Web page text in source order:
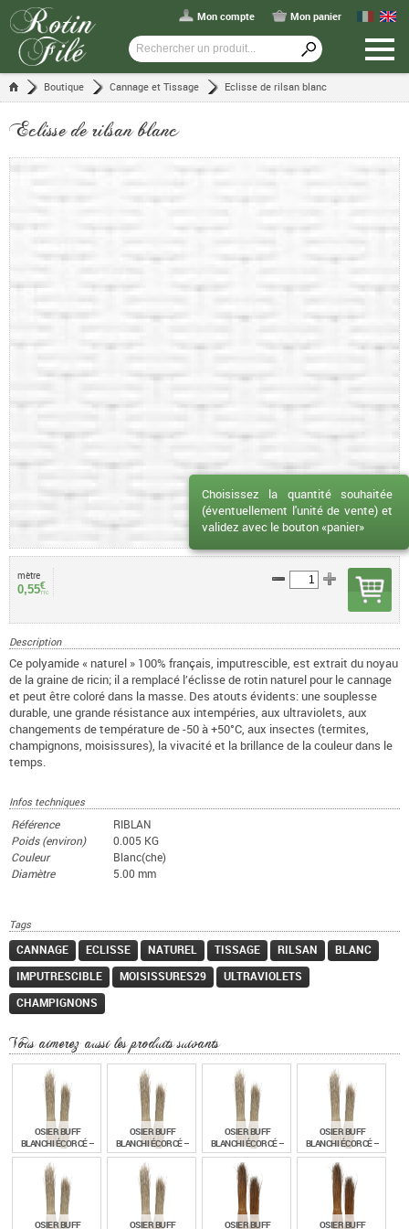
Mon compte Mon panier
Boutique Cannage et Tissage Eclisse de rilsan blanc
Eclisse de rilsan blanc
mètre
0,55€
TTC
Description
Ce polyamide « naturel » 100% français, imputrescible, est extrait du noyau
de la graine de ricin; il a remplacé l’éclisse de rotin naturel pour le cannage
et peut être coloré dans la masse. Des atouts évidents: une souplesse
durable, une grande résistance aux intempéries, aux ultraviolets, aux
changements de température de -50 à +50°C, aux insectes (termites,
champignons, moisissures), la vivacité et la brillance de la couleur dans le
temps.
Infos techniques
Référence
RIBLAN
Poids (environ)
0.005 KG
Couleur
Blanc(che)
Diamètre
5.00 mm
Tags
CANNAGE ECLISSE NATUREL TISSAGE RILSAN
BLANC
IMPUTRESCIBLE
MOISISSURES29
ULTRAVIOLETS
CHAMPIGNONS
Vous aimerez aussi les produits suivants
OSIER BUFF
BLANCHI ÉCORCÉ –
LONGUEUR 140 CM -
BOTTE DE 5 KG
99,00€
OSIER BUFF
BLANCHI ÉCORCÉ –
LONGUEUR 120 CM -
BOTTE DE 5 KG
99,00€
OSIER BUFF
BLANCHI ÉCORCÉ –
LONGUEUR 140 CM -
BOTTE DE 2.5 KG
54,80€
TTC
OSIER BUFF
BLANCHI ÉCORCÉ –
LONGUEUR 120 CM -
BOTTE DE 2.5 KG
54,80€
TTC
OSIER BUFF
OSIER BUFF
OSIER BUFF
OSIER BUFF
Choisissez la quantité souhaitée
(éventuellement l'unité de vente) et
validez avec le bouton «panier»